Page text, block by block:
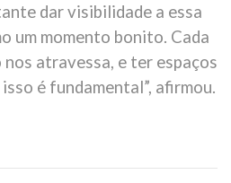
dar visibilidade a essa
um momento bonito. Cada
atravessa, e ter espaços
é fundamental”, afirmou.